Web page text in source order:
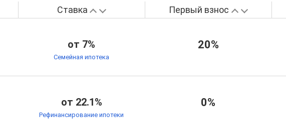
Ставка Первый взнос
от 7%
Семейная ипотека
20%
от 22.1%
Рефинансирование ипотеки
0%